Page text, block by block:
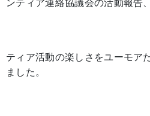
ンティア連絡協議会の活動報告
ティア活動の楽しさをユーモア
ました。